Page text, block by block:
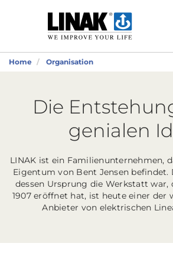
Home Organisation
Die
genialen
LINAK ist ein Familienunternehmen,
Eigentum von Bent Jensen befindet.
dessen Ursprung die Werkstatt war,
1907 eröffnet hat, ist heute einer der
Anbieter von elektrischen